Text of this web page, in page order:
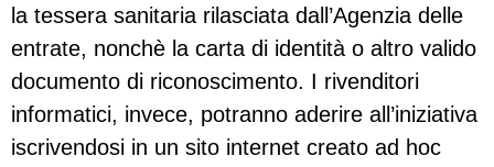
la tessera sanitaria rilasciata dall’Agenzia delle
entrate, nonchè la carta di identità o altro valido
documento di riconoscimento. I rivenditori
informatici, invece, potranno aderire all’iniziativa
iscrivendosi in un sito internet creato ad hoc